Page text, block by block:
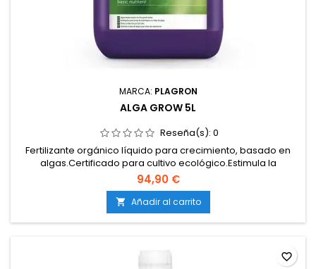
MARCA: PLAGRON
ALGA GROW 5L
Reseña(s): 0
Fertilizante orgánico líquido para crecimiento, basado en
algas.Certificado para cultivo ecológico.Estimula la
formación de raíces y desarrollo vegetativo.Mejora la salud
del suelo y la biología del sustrato.Compatible con cultivos
en tierra; no apto para hidroponía ni sistemas de goteo sin
enjuague.Promueve un crecimiento sano y estable.
94,90 €
 Añadir al carrito
favorite_border